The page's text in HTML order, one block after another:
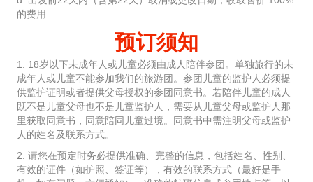
的费用
预订须知
1. 18岁以下未成年人或儿童必须由成人陪伴参团。单独旅行的未
成年人或儿童不能参加我们的旅游团。参团儿童的监护人必须提
供监护证明或者提供父母授权的参团同意书。若陪伴儿童的成人
既不是儿童父母也不是儿童监护人，需要从儿童父母或监护人那
里获取同意书，同意陪同儿童过境。同意书中需注明父母或监护
人的姓名及联系方式。
2. 请您在预定时务必提供准确、完整的信息，包括姓名、性别、
有效的证件（如护照、签证等），有效的联系方式（最好是手